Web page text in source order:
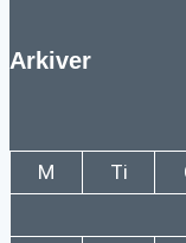
Arkiver
M
Ti